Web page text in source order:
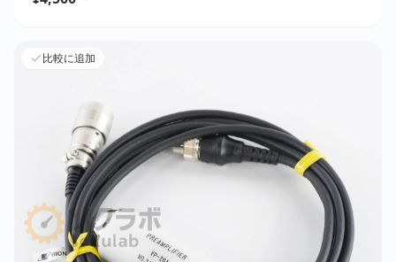
比較に追加